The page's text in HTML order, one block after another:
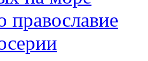
православие